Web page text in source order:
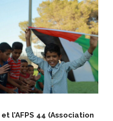
l’AFPS 44 (Association